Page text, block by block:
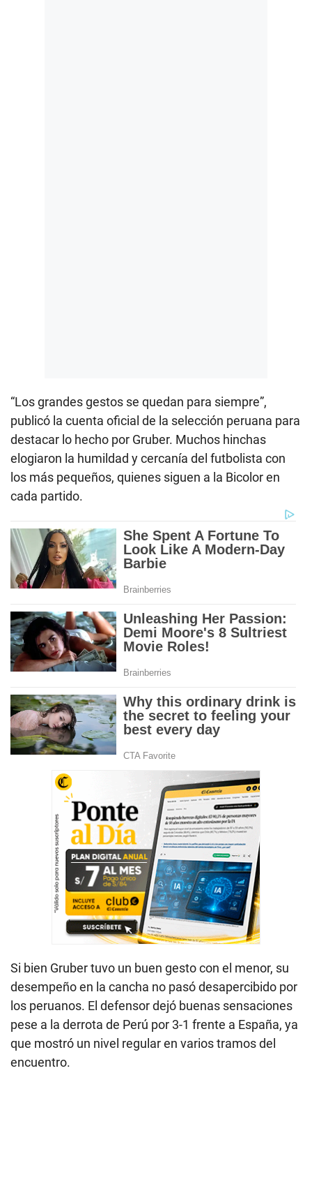
“Los grandes gestos se quedan para siempre”,
publicó la cuenta oficial de la selección peruana para
destacar lo hecho por Gruber. Muchos hinchas
elogiaron la humildad y cercanía del futbolista con
los más pequeños, quienes siguen a la Bicolor en
cada partido.
Si bien Gruber tuvo un buen gesto con el menor, su
desempeño en la cancha no pasó desapercibido por
los peruanos. El defensor dejó buenas sensaciones
pese a la derrota de Perú por 3-1 frente a España, ya
que mostró un nivel regular en varios tramos del
encuentro.